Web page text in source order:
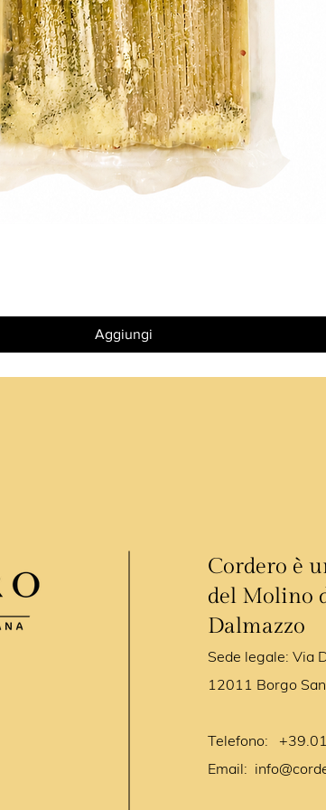
Aggiungi
Cordero è
del Molino
Dalmazzo
Sede legale: Via
12011 Borgo
Telefono:
Email: